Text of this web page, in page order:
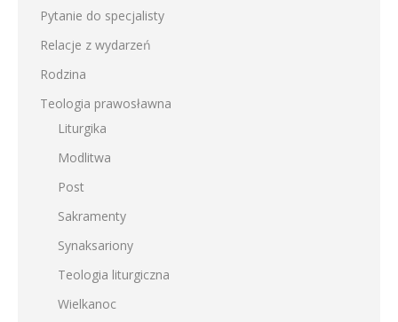
Pytanie do specjalisty
Relacje z wydarzeń
Rodzina
Teologia prawosławna
Liturgika
Modlitwa
Post
Sakramenty
Synaksariony
Teologia liturgiczna
Wielkanoc